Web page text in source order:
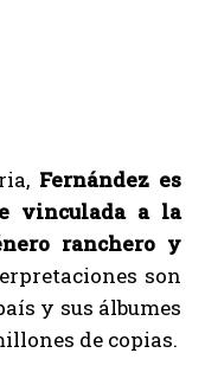
Fernández es
vinculada a la
ranchero y
son
y sus álbumes
de copias.